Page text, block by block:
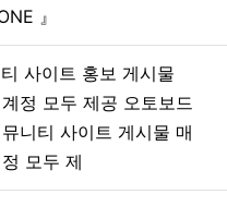
』
사이트 홍보 게시물
정 모두 제공 오토보드
니티 사이트 게시물 매
모두 제